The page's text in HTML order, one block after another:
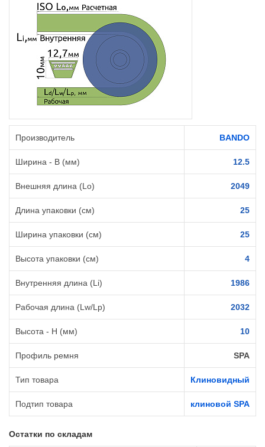
Производитель BANDO
Ширина - B (мм) 12.5
Внешняя длина (Lo) 2049
Длина упаковки (см) 25
Ширина упаковки (см) 25
Высота упаковки (см) 4
Внутренняя длина (Li) 1986
Рабочая длина (Lw/Lp) 2032
Высота - H (мм) 10
Профиль ремня SPA
Тип товара Клиновидный
Подтип товара клиновой SPA
Остатки по складам